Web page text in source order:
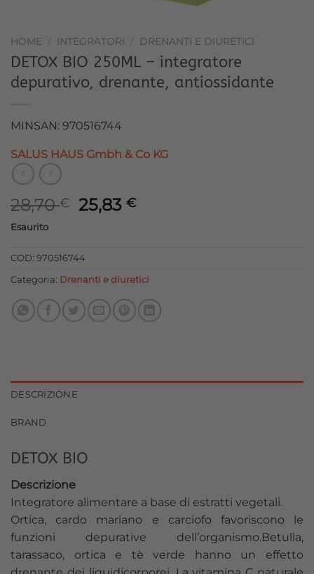
HOME / INTEGRATORI / DRENANTI E DIURETICI
DETOX BIO 250ML – integratore
depurativo, drenante, antiossidante
MINSAN: 970516744
SALUS HAUS Gmbh & Co KG
28,70€
Il
prezzo
era:
28,70 €.
25,83€Il
25,83 €.
Esaurito
COD: 970516744
Categoria: Drenanti e diuretici
DESCRIZIONE
BRAND
DETOX BIO
Descrizione
Integratore alimentare a base di estratti vegetali.
Ortica, cardo mariano e carciofo favoriscono le
funzioni depurative dell’organismo.Betulla,
tarassaco, ortica e tè verde hanno un effetto